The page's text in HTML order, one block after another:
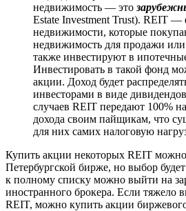
недвижимость — это
Estate Investment Trust). REIT
недвижимости, которые
недвижимость для продажи или
также инвестируют в
Инвестировать в такой фонд
акции. Доход будет
инвесторами в виде
случаев REIT передают 100%
дохода своим пайщикам, что
для них самих налоговую
Купить акции некоторых REIT
Петербургской бирже, но выбор
к полному списку можно выйти на
иностранного брокера. Если тяжело
REIT, можно купить акции